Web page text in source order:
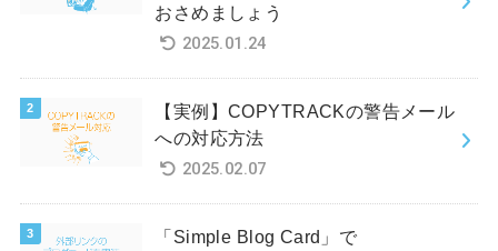
おさめましょう
2025.01.24
【実例】COPYTRACKの警告メール
への対応方法
2025.02.07
「Simple Blog Card」で